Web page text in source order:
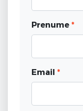
Prenume *
Email *